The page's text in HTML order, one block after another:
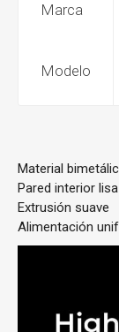
Marca
Modelo
Material
Pared interior lisa
Extrusión suave
Alimentación